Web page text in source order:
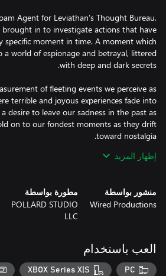
Agent for Leviathan’s Thought Bureau,
brought in to investigate actions that have
specific moment in time. A moment which
a world of espionage and betrayal, littered
of fleeting events we perceive as
terrible and joyous experiences fade into
desire to leave our sadness in the past as
on to our fondest moments as they drift
thoughts, to bring those fleeting moments
And what happens when a corporation
to allow them to do this at will to the
your demons and uncover the truth
إظهار المزيد
منشور بواسطة
Wired Productions
مطورة بواسطة
POLLARD STUDIO
LLC
العب باستخدام
PC
XBOX Series X|S